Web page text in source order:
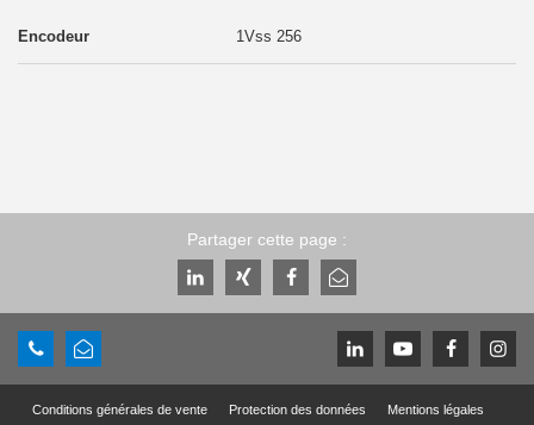
1Vss 256
Partager cette page :
Conditions générales de vente Protection des données
Mentions légales